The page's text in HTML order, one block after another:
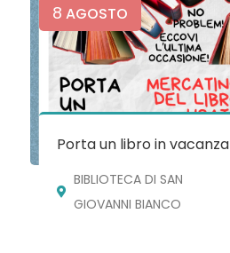
8 AGOSTO
Porta un libro in vacanza
BIBLIOTECA DI SAN
GIOVANNI BIANCO